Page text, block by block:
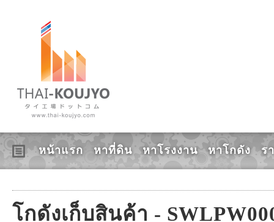
หน้าแรก หาที่ดิน หาโรงงาน หาโกดัง ร
โกดังเก็บสินค้า -